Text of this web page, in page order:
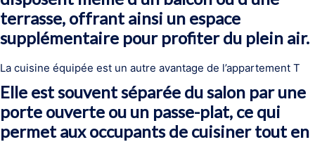
terrasse, offrant ainsi un espace
supplémentaire pour profiter du plein air.
La cuisine équipée est un autre avantage de l’appartement T
Elle est souvent séparée du salon par une
porte ouverte ou un passe-plat, ce qui
permet aux occupants de cuisiner tout en